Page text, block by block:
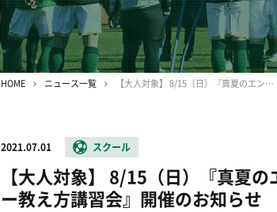
HOME ニュース一覧 【大人対象】 8/15（日）『真夏のエンジョイサッカー』および『サッカー教え方講習会』開催のお知らせ
2021.07.01 スクール
【大人対象】 8/15（日）『真夏
ー教え方講習会』開催のお知らせ